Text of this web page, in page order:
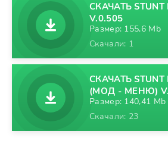
СКАЧАТЬ STUNT
V.0.505
Размер: 155,6 Mb
Скачали: 1
СКАЧАТЬ STUNT
(МОД - МЕНЮ)
Размер: 140,41 Mb
Скачали: 23